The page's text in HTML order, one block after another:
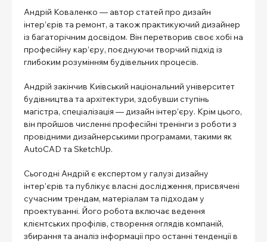
Андрій Коваленко — автор статей про дизайн
інтер’єрів та ремонт, а також практикуючий дизайнер
із багаторічним досвідом. Він перетворив своє хобі на
професійну кар’єру, поєднуючи творчий підхід із
глибоким розумінням будівельних процесів.
Андрій закінчив Київський національний університет
будівництва та архітектури, здобувши ступінь
магістра, спеціалізація — дизайн інтер’єру. Крім цього,
він пройшов численні професійні тренінги з роботи з
провідними дизайнерськими програмами, такими як
AutoCAD та SketchUp.
Сьогодні Андрій є експертом у галузі дизайну
інтер’єрів та публікує власні дослідження, присвячені
сучасним трендам, матеріалам та підходам у
проектуванні. Його робота включає ведення
клієнтських профілів, створення оглядів компаній,
збирання та аналіз інформації про останні тенденції в